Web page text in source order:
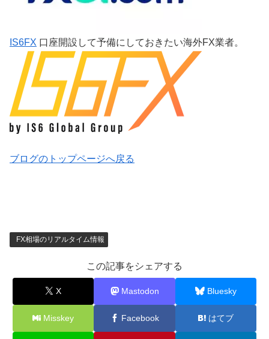
IS6FX 口座開設して予備にしておきたい海外FX業者。
ブログのトップページへ戻る
FX相場のリアルタイム情報
この記事をシェアする
X Mastodon Bluesky
Misskey Facebook はてブ